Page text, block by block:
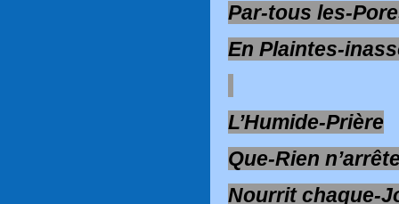
Par-tous les-
En Plaintes-
L’Humide-Prière
Que-Rien
Nourrit chaque-